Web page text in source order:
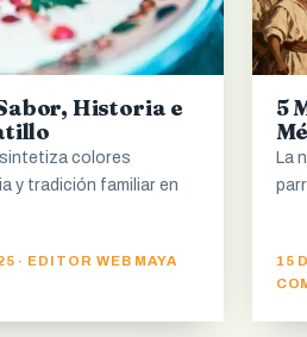
Historia e
colores
y tradición familiar en
· EDITOR WEB MAYA
5
La
15